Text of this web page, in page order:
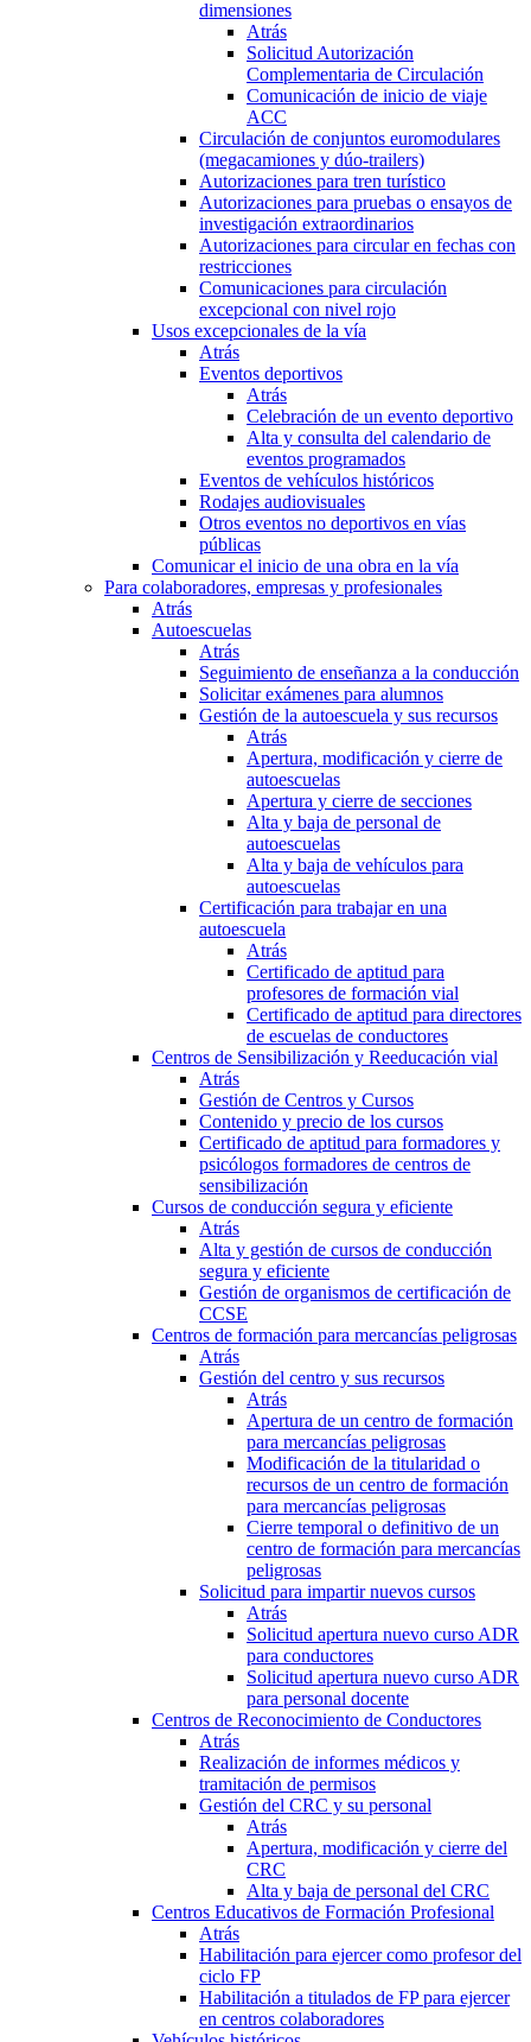
dimensiones
Atrás
Solicitud Autorización
Complementaria de Circulación
Comunicación de inicio de viaje
ACC
Circulación de conjuntos euromodulares
(megacamiones y dúo-trailers)
Autorizaciones para tren turístico
Autorizaciones para pruebas o ensayos de
investigación extraordinarios
Autorizaciones para circular en fechas con
restricciones
Comunicaciones para circulación
excepcional con nivel rojo
Usos excepcionales de la vía
Atrás
Eventos deportivos
Atrás
Celebración de un evento deportivo
Alta y consulta del calendario de
eventos programados
Eventos de vehículos históricos
Rodajes audiovisuales
Otros eventos no deportivos en vías
públicas
Comunicar el inicio de una obra en la vía
Para colaboradores, empresas y profesionales
Atrás
Autoescuelas
Atrás
Seguimiento de enseñanza a la conducción
Solicitar exámenes para alumnos
Gestión de la autoescuela y sus recursos
Atrás
Apertura, modificación y cierre de
autoescuelas
Apertura y cierre de secciones
Alta y baja de personal de
autoescuelas
Alta y baja de vehículos para
autoescuelas
Certificación para trabajar en una
autoescuela
Atrás
Certificado de aptitud para
profesores de formación vial
Certificado de aptitud para directores
de escuelas de conductores
Centros de Sensibilización y Reeducación vial
Atrás
Gestión de Centros y Cursos
Contenido y precio de los cursos
Certificado de aptitud para formadores y
psicólogos formadores de centros de
sensibilización
Cursos de conducción segura y eficiente
Atrás
Alta y gestión de cursos de conducción
segura y eficiente
Gestión de organismos de certificación de
CCSE
Centros de formación para mercancías peligrosas
Atrás
Gestión del centro y sus recursos
Atrás
Apertura de un centro de formación
para mercancías peligrosas
Modificación de la titularidad o
recursos de un centro de formación
para mercancías peligrosas
Cierre temporal o definitivo de un
centro de formación para mercancías
peligrosas
Solicitud para impartir nuevos cursos
Atrás
Solicitud apertura nuevo curso ADR
para conductores
Solicitud apertura nuevo curso ADR
para personal docente
Centros de Reconocimiento de Conductores
Atrás
Realización de informes médicos y
tramitación de permisos
Gestión del CRC y su personal
Atrás
Apertura, modificación y cierre del
CRC
Alta y baja de personal del CRC
Centros Educativos de Formación Profesional
Atrás
Habilitación para ejercer como profesor del
ciclo FP
Habilitación a titulados de FP para ejercer
en centros colaboradores